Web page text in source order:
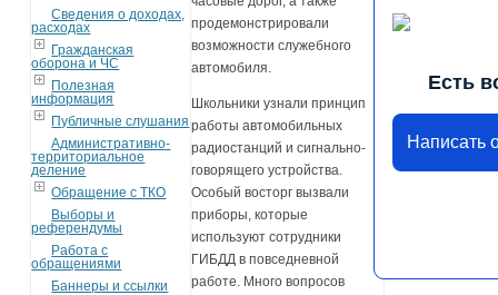
Сведения о доходах,
расходах
Гражданская
оборона и ЧС
Полезная
информация
Публичные слушания
Административно-
территориальное
деление
Обращение с ТКО
Выборы и
референдумы
Работа с
обращениями
Баннеры и ссылки
продемонстрировали
возможности служебного
автомобиля.
Школьники узнали принцип
работы автомобильных
радиостанций и сигнально-
говорящего устройства.
Особый восторг вызвали
приборы, которые
используют сотрудники
ГИБДД в повседневной
работе. Много вопросов
Есть
Написать